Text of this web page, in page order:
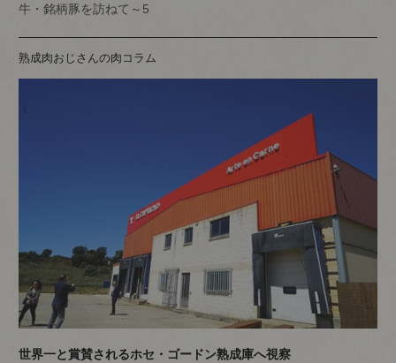
牛・銘柄豚を訪ねて～5
熟成肉おじさんの肉コラム
世界一と賞賛されるホセ・ゴードン熟成庫へ視察